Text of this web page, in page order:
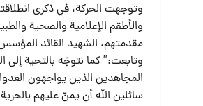
وتوجهت الحركة، في ذكرى
والأطقم الإعلامية والصحية
مقدمتهم، الشهيد القائد
وتابعت:” كما نتوجّه بالتحية
المجاهدين الذين يواجهون
سائلين الله أن يمنّ عليهم